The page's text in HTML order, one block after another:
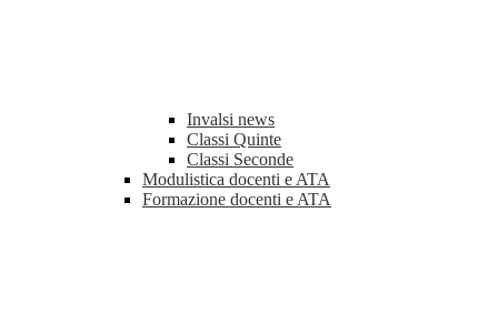
Invalsi news
Classi Quinte
Classi Seconde
Modulistica docenti e ATA
Formazione docenti e ATA